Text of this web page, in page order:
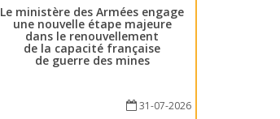
Le ministère des Armées engage
une nouvelle étape majeure
dans le renouvellement
de la capacité française
de guerre des mines
31-07-2026